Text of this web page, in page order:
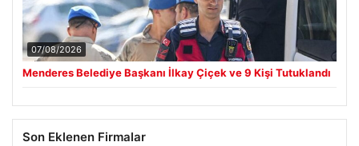
07/08/2026
Menderes Belediye Başkanı İlkay Çiçek ve 9 Kişi Tutuklandı
Son Eklenen Firmalar